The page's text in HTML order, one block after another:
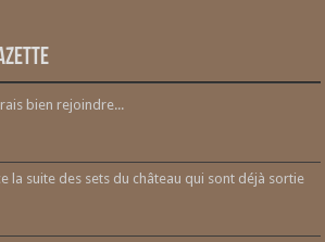
bien rejoindre...
la suite des sets du château qui sont déjà sortie